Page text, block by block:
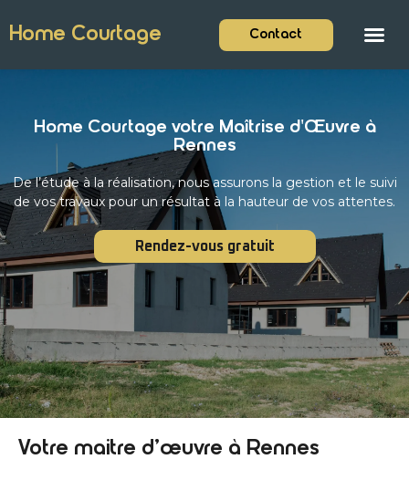
Home Courtage Contact
Home Courtage votre Maîtrise d'Œuvre à
Rennes
De l’étude à la réalisation, nous assurons la gestion et le suivi
de vos travaux pour un résultat à la hauteur de vos attentes.
Rendez-vous gratuit
Votre maitre d’œuvre à Rennes